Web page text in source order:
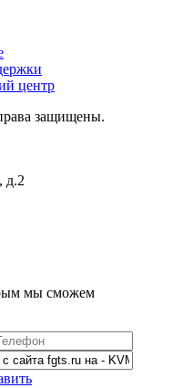
центр
защищены.
д.2
мы сможем